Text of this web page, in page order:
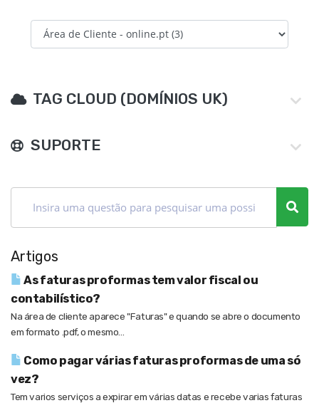
TAG CLOUD (DOMÍNIOS UK)
SUPORTE
Artigos
As faturas proformas tem valor fiscal ou
contabilístico?
Na área de cliente aparece "Faturas" e quando se abre o documento
em formato .pdf, o mesmo...
Como pagar várias faturas proformas de uma só
vez?
Tem varios serviços a expirar em várias datas e recebe varias faturas